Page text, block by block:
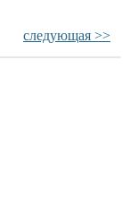
следующая >>